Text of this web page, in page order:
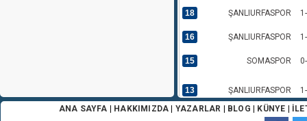
18 ŞANLIURFASPOR
16 ŞANLIURFASPOR
15 SOMASPOR
13 ŞANLIURFASPOR
ANA SAYFA HAKKIMIZDA YAZARLAR BLOG KÜNYE